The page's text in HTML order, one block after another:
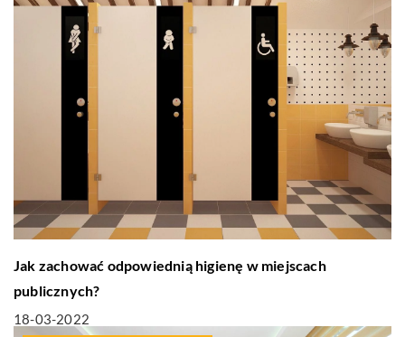
Jak zachować odpowiednią higienę w miejscach
publicznych?
18-03-2022